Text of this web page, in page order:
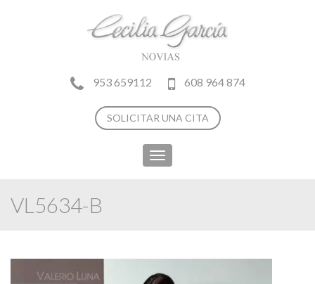
953 659112 608 964 874
SOLICITAR UNA CITA
Toggle
navigation
VL5634-B